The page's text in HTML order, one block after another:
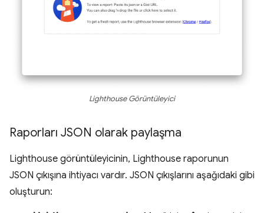
Lighthouse Görüntüleyici
Raporları JSON olarak paylaşma
Lighthouse görüntüleyicinin, Lighthouse raporunun
JSON çıkışına ihtiyacı vardır. JSON çıkışlarını aşağıdaki gibi
oluşturun: